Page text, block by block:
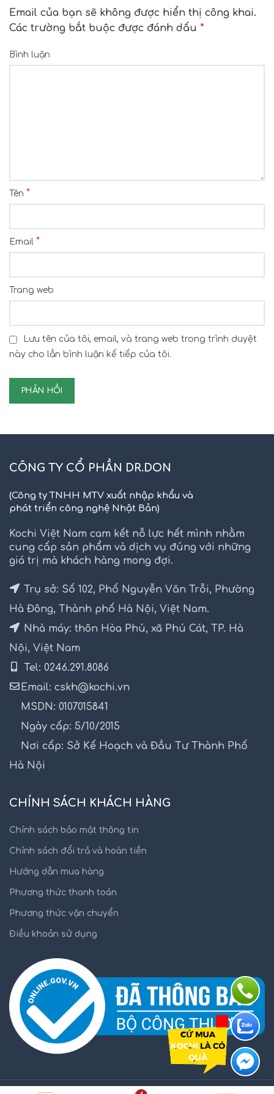
Email của bạn sẽ không được hiển thị công khai.
Các trường bắt buộc được đánh dấu *
Bình luận
Tên *
Email *
Trang web
Lưu tên của tôi, email, và trang web trong trình duyệt
này cho lần bình luận kế tiếp của tôi.
CÔNG TY CỔ PHẦN DR.DON
(Công ty TNHH MTV xuất nhập khẩu và
phát triển công nghệ Nhật Bản)
Kochi Việt Nam cam kết nỗ lực hết mình nhằm
cung cấp sản phẩm và dịch vụ đúng với những
giá trị mà khách hàng mong đợi.
Trụ sở: Số 102, Phố Nguyễn Văn Trỗi, Phường
Hà Đông, Thành phố Hà Nội, Việt Nam.
Nhà máy: thôn Hòa Phú, xã Phú Cát, TP. Hà
Nội, Việt Nam
Tel: 0246.291.8086
Email: cskh@kochi.vn
MSDN: 0107015841
Ngày cấp: 5/10/2015
Nơi cấp: Sở Kế Hoạch và Đầu Tư Thành Phố
Hà Nội
CHÍNH SÁCH KHÁCH HÀNG
Chính sách bảo mật thông tin
Chính sách đổi trả và hoàn tiền
Hướng dẫn mua hàng
Phương thức thanh toán
Phương thức vận chuyển
Điều khoản sử dụng